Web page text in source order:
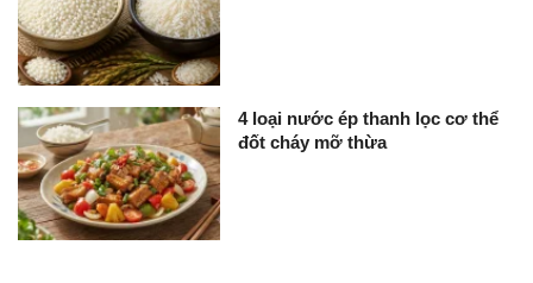
4 loại nước ép thanh lọc cơ thể
đốt cháy mỡ thừa